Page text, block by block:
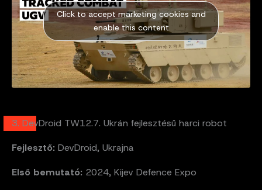
Click to accept marketing cookies and
enable this content
3. DevDroid TW12.7. Ukrán fejlesztésű harci robot
Fejlesztő: DevDroid, Ukrajna
Első bemutató: 2024, Kijev Defence Expo